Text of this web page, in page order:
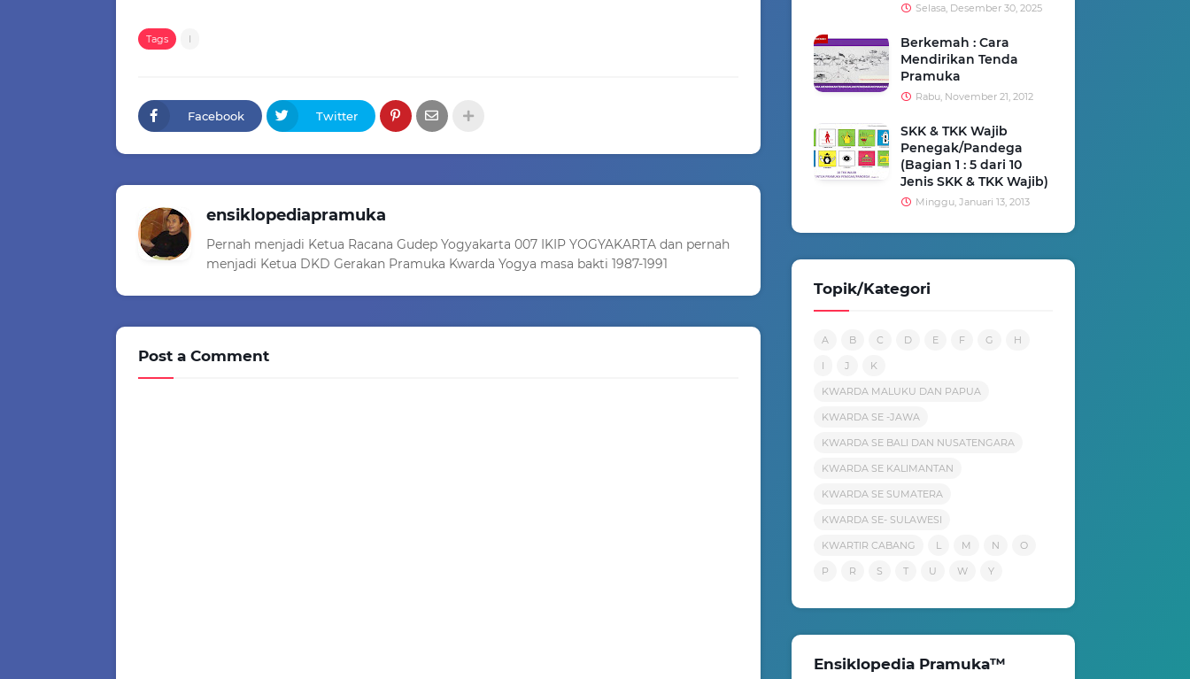
Tags I
Facebook Twitter
ensiklopediapramuka
Pernah menjadi Ketua Racana Gudep Yogyakarta 007 IKIP YOGYAKARTA dan pernah
menjadi Ketua DKD Gerakan Pramuka Kwarda Yogya masa bakti 1987-1991
Post a Comment
Selasa, Desember 30, 2025
Berkemah : Cara
Mendirikan Tenda
Pramuka
Rabu, November 21, 2012
SKK & TKK Wajib
Penegak/Pandega
(Bagian 1 : 5 dari 10
Jenis SKK & TKK Wajib)
Minggu, Januari 13, 2013
Topik/Kategori
A B C D E F G H
I J K
KWARDA MALUKU DAN PAPUA
KWARDA SE -JAWA
KWARDA SE BALI DAN NUSATENGARA
KWARDA SE KALIMANTAN
KWARDA SE SUMATERA
KWARDA SE- SULAWESI
KWARTIR CABANG L M N O
P R S T U W Y
Ensiklopedia Pramuka™